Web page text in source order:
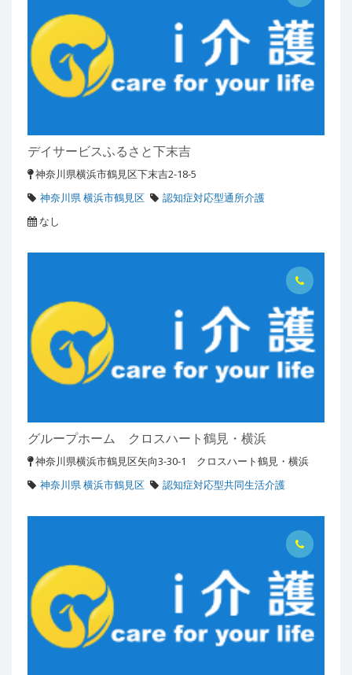
デイサービスふるさと下末吉
神奈川県横浜市鶴見区下末吉2-18-5
神奈川県 横浜市鶴見区
認知症対応型通所介護
なし
グループホーム クロスハート鶴見・横浜
神奈川県横浜市鶴見区矢向3-30-1 クロスハート鶴見・横浜
神奈川県 横浜市鶴見区
認知症対応型共同生活介護